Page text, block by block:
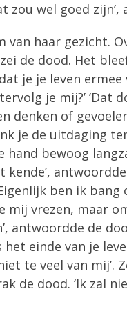
zou wel goed zijn’,
haar gezicht.
de dood. Het
je je leven
je mij?’ ‘Dat
denken of
je de uitdaging
hand bewoog
antwoordde
ben ik bang
mij vrezen, maar
antwoordde de
einde van je
te veel van mij’.
de dood. ‘Ik zal